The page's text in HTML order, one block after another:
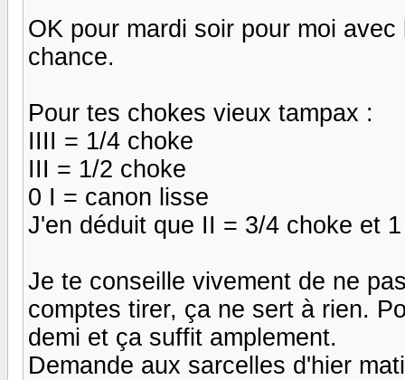
OK pour mardi soir pour moi
chance.
Pour tes chokes vieux tampax :
IIII = 1/4 choke
III = 1/2 choke
0 I = canon lisse
J'en déduit que II = 3/4 choke et
Je te conseille vivement de ne
comptes tirer, ça ne sert à rien.
demi et ça suffit amplement.
Demande aux sarcelles d'hier